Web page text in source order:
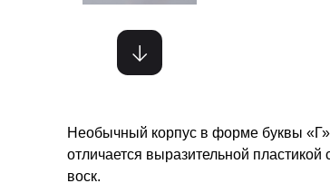
Необычный корпус в форме буквы «Г»
отличается выразительной
воск.